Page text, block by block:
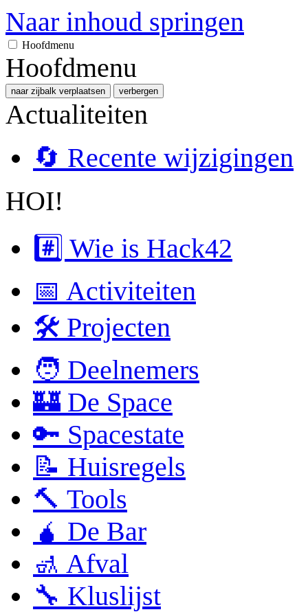
Naar inhoud springen
Hoofdmenu
Hoofdmenu
naar zijbalk verplaatsen verbergen
Actualiteiten
🔄 Recente wijzigingen
HOI!
#️⃣ Wie is Hack42
📅 Activiteiten
🛠 Projecten
🧑 Deelnemers
🏰 De Space
🔑 Spacestate
📝 Huisregels
🔨 Tools
🧉 De Bar
🚮 Afval
🔧 Kluslijst